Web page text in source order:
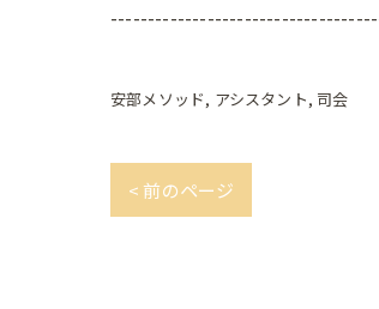
安部メソッド アシスタント 司会
< 前のページ